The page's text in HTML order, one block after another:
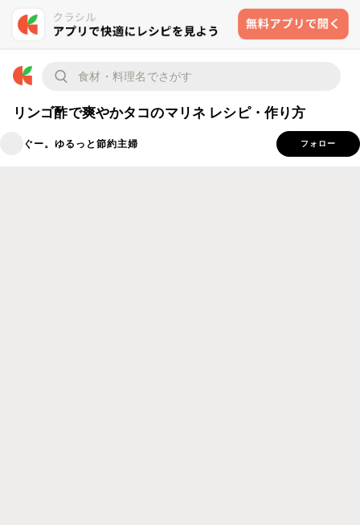
リンゴ酢で爽やかタコのマリネ レシピ・作り方
ぐー。ゆるっと節約主婦 フォロー